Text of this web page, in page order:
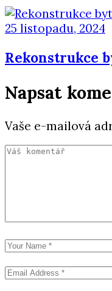
25 listopadu, 2024
Rekonstrukce
Napsat
Vaše e-mailová